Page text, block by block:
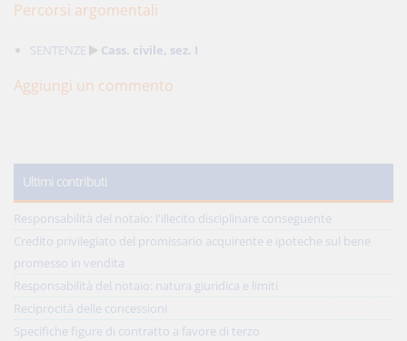
Percorsi argomentali
SENTENZE Cass. civile, sez. I
Aggiungi un commento
Ultimi contributi
Responsabilità del notaio: l'illecito disciplinare conseguente
Credito privilegiato del promissario acquirente e ipoteche sul bene
promesso in vendita
Responsabilità del notaio: natura giuridica e limiti
Reciprocità delle concessioni
Specifiche figure di contratto a favore di terzo